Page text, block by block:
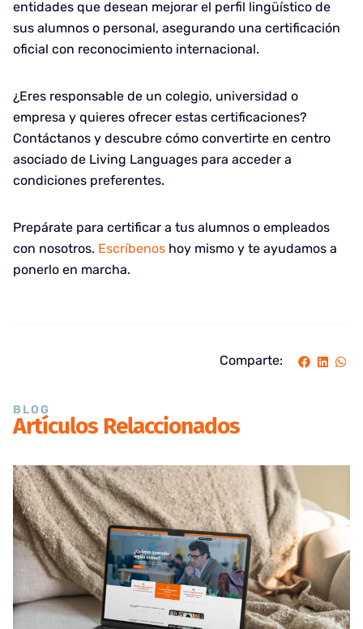
entidades que desean mejorar el perfil lingüístico de
sus alumnos o personal, asegurando una certificación
oficial con reconocimiento internacional.
¿Eres responsable de un colegio, universidad o
empresa y quieres ofrecer estas certificaciones?
Contáctanos y descubre cómo convertirte en centro
asociado de Living Languages para acceder a
condiciones preferentes.
Prepárate para certificar a tus alumnos o empleados
con nosotros. Escríbenos hoy mismo y te ayudamos a
ponerlo en marcha.
Comparte:
BLOG
Artículos Relaccionados